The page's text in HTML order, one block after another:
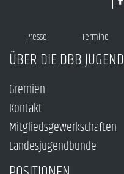
Presse Termine
ÜBER DIE DBB JUGEND
Gremien
Kontakt
Mitgliedsgewerkschaften
Landesjugendbünde